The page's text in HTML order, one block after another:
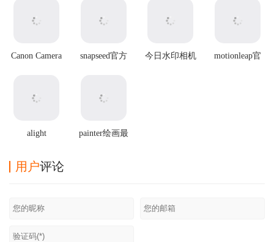
Canon Camera
snapseed官方
今日水印相机
motionleap官
alight
新破解版
painter绘画最
用户评论